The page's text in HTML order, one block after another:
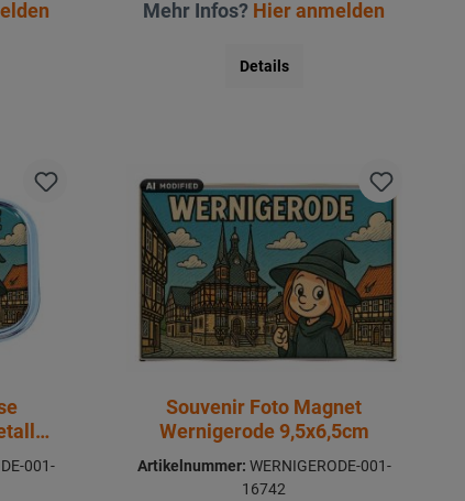
Mehr Infos? Hier anmelden
Details
001-
Souvenir Foto Magnet
Wernigerode 9,5x6,5cm
Artikelnummer: WERNIGERODE-001-
16742